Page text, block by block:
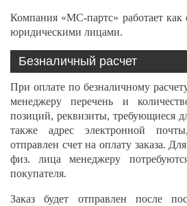
Компания «МС-партс» работает как
юридическими лицами.
Безналичный расчет
При оплате по безналичному
менеджеру перечень и
позиций, реквизиты, требующиеся
также адрес электронной
отправлен счет на оплату заказа.
физ. лица менеджеру
покупателя.
Заказ будет отправлен после